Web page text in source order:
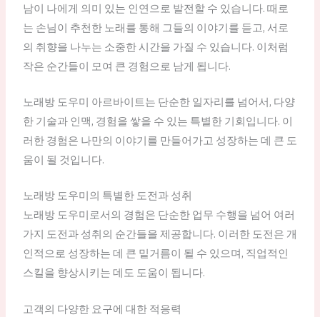
남이 나에게 의미 있는 인연으로 발전할 수 있습니다. 때로
는 손님이 추천한 노래를 통해 그들의 이야기를 듣고, 서로
의 취향을 나누는 소중한 시간을 가질 수 있습니다. 이처럼
작은 순간들이 모여 큰 경험으로 남게 됩니다.
노래방 도우미 아르바이트는 단순한 일자리를 넘어서, 다양
한 기술과 인맥, 경험을 쌓을 수 있는 특별한 기회입니다. 이
러한 경험은 나만의 이야기를 만들어가고 성장하는 데 큰 도
움이 될 것입니다.
노래방 도우미의 특별한 도전과 성취
노래방 도우미로서의 경험은 단순한 업무 수행을 넘어 여러
가지 도전과 성취의 순간들을 제공합니다. 이러한 도전은 개
인적으로 성장하는 데 큰 밑거름이 될 수 있으며, 직업적인
스킬을 향상시키는 데도 도움이 됩니다.
고객의 다양한 요구에 대한 적응력